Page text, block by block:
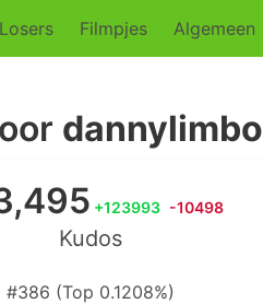
Losers Filmpjes Algemeen
dannylimbo
+123993 -10498
Kudos
#386 (Top 0.1208%)